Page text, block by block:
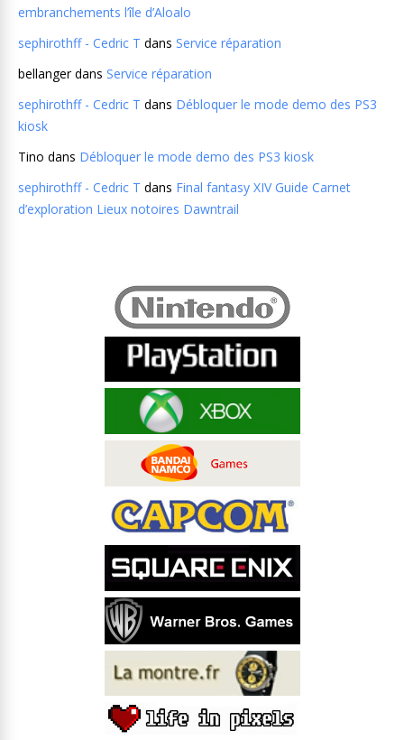
embranchements l’île d’Aloalo
sephirothff - Cedric T dans Service réparation
bellangerdans Service réparation
sephirothff - Cedric T dans Débloquer le mode demo des PS3
kiosk
Tino dans Débloquer le mode demo des PS3 kiosk
sephirothff - Cedric T dans Final fantasy XIV Guide Carnet
d’exploration Lieux notoires Dawntrail